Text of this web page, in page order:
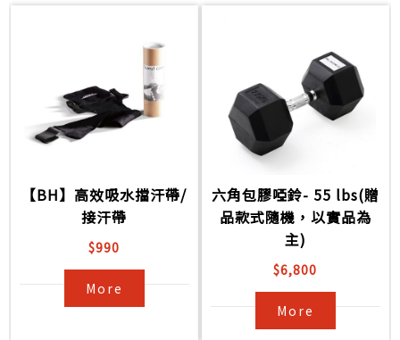
【BH】高效吸水擋汗帶/
接汗帶
$990
More
六角包膠啞鈴- 55 lbs(贈
品款式隨機，以實品為
主)
$6,800
More